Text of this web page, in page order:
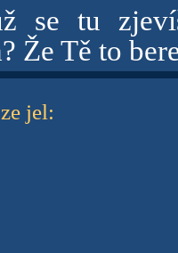
se tu
Že Tě to
jel: